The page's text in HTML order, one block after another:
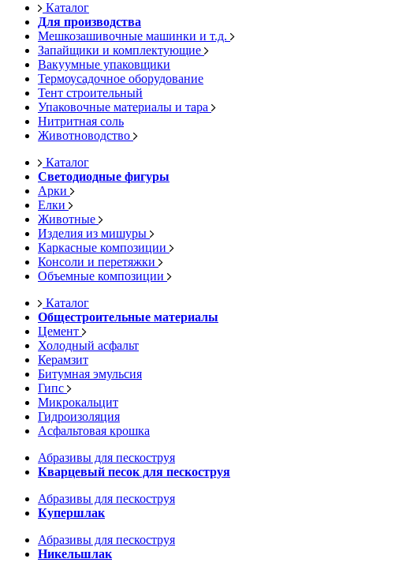
Каталог
Для производства
Мешкозашивочные машинки и т.д.
Запайщики и комплектующие
Вакуумные упаковщики
Термоусадочное оборудование
Тент строительный
Упаковочные материалы и тара
Нитритная соль
Животноводство
Каталог
Светодиодные фигуры
Арки
Елки
Животные
Изделия из мишуры
Каркасные композиции
Консоли и перетяжки
Объемные композиции
Каталог
Общестроительные материалы
Цемент
Холодный асфальт
Керамзит
Битумная эмульсия
Гипс
Микрокальцит
Гидроизоляция
Асфальтовая крошка
Абразивы для пескоструя
Кварцевый песок для пескоструя
Абразивы для пескоструя
Купершлак
Абразивы для пескоструя
Никельшлак